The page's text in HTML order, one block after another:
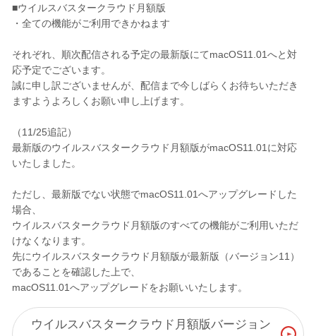
■ウイルスバスタークラウド月額版
・全ての機能がご利用できかねます
それぞれ、順次配信される予定の最新版にてmacOS11.01へと対
応予定でございます。
誠に申し訳ございませんが、配信まで今しばらくお待ちいただき
ますようよろしくお願い申し上げます。
（11/25追記）
最新版のウイルスバスタークラウド月額版がmacOS11.01に対応
いたしました。
ただし、最新版でない状態でmacOS11.01へアップグレードした
場合、
ウイルスバスタークラウド月額版のすべての機能がご利用いただ
けなくなります。
先にウイルスバスタークラウド月額版が最新版（バージョン11）
であることを確認した上で、
macOS11.01へアップグレードをお願いいたします。
ウイルスバスタークラウド月額版バージョン